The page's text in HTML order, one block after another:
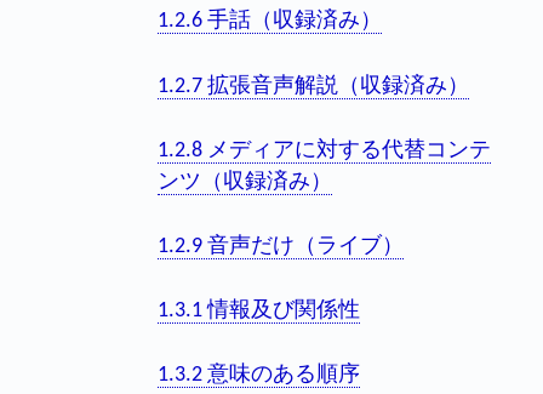
1.2.6 手話（収録済み）
1.2.7 拡張音声解説（収録済み）
1.2.8 メディアに対する代替コンテ
ンツ（収録済み）
1.2.9 音声だけ（ライブ）
1.3.1 情報及び関係性
1.3.2 意味のある順序